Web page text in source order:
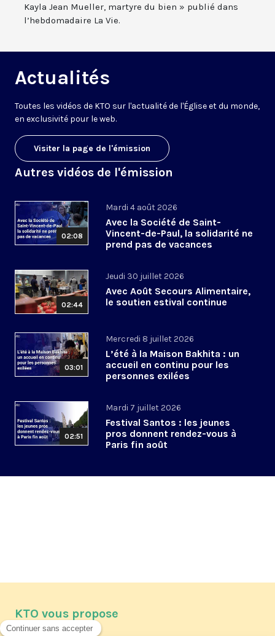
Kayla Jean Mueller, martyre du bien » publié dans
l’hebdomadaire La Vie.
Actualités
Toutes les vidéos de KTO sur l'actualité de l'Église et du monde,
en exclusivité pour le web.
Visiter la page de l'émission
Autres vidéos de l'émission
02:08
Mardi 4 août 2026
Avec la Société de Saint-
Vincent-de-Paul, la solidarité ne
prend pas de vacances
02:44
Jeudi 30 juillet 2026
Avec Août Secours Alimentaire,
le soutien estival continue
03:01
Mercredi 8 juillet 2026
L’été à la Maison Bakhita : un
accueil en continu pour les
personnes exilées
02:51
Mardi 7 juillet 2026
Festival Santos : les jeunes
pros donnent rendez-vous à
Paris fin août
KTO vous propose